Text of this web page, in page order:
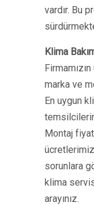
vardır. Bu
Klima
marka ve
En uygun
Montaj
sorunlara
klima
arayınız.